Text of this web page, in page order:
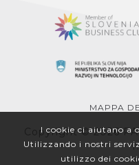
MAPPA
Copyright © 2026
I cookie ci aiutano a
Utilizzando i nostri
utilizzo dei